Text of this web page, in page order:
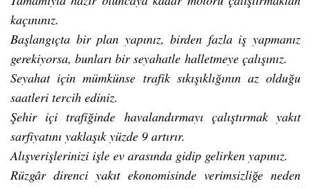
kaçınınız.
Başlangıçta bir plan yapınız, birden fazla iş yapmanız
gerekiyorsa, bunları bir seyahatle halletmeye çalışınız.
Seyahat için mümkünse trafik sıkışıklığının az olduğu
saatleri tercih ediniz.
Şehir içi trafiğinde havalandırmayı çalıştırmak yakıt
sarfiyatını yaklaşık yüzde 9 artırır.
Alışverişlerinizi işle ev arasında gidip gelirken yapınız.
Rüzgâr direnci yakıt ekonomisinde verimsizliğe neden